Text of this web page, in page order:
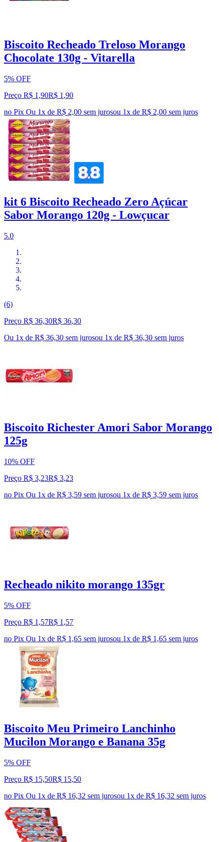
Biscoito Recheado Treloso Morango
Chocolate 130g - Vitarella
5% OFF
Preço R$ 1,90R$ 1 ,90
no Pix Ou 1x de R$ 2,00 sem jurosou 1x de R$ 2,00 sem juros
kit 6 Biscoito Recheado Zero Açúcar
Sabor Morango 120g - Lowçucar
5.0
(6)
Preço R$ 36,30R$ 36,30
Ou 1x de R$ 36,30 sem jurosou 1x de R$ 36,30 sem juros
Biscoito Richester Amori Sabor Morango
125g
10% OFF
Preço R$ 3,23R$ 3,23
no Pix Ou 1x de R$ 3,59 sem jurosou 1x de R$ 3,59 sem juros
Recheado nikito morango 135gr
5% OFF
Preço R$ 1,57R$ 1 ,57
no Pix Ou 1x de R$ 1,65 sem jurosou 1x de R$ 1,65 sem juros
Biscoito Meu Primeiro Lanchinho
Mucilon Morango e Banana 35g
5% OFF
Preço R$ 15,50R$ 15,50
no Pix Ou 1x de R$ 16,32 sem jurosou 1x de R$ 16,32 sem juros